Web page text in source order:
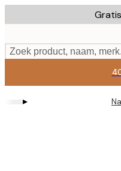
to
content.
Zoek product, naam,
▸